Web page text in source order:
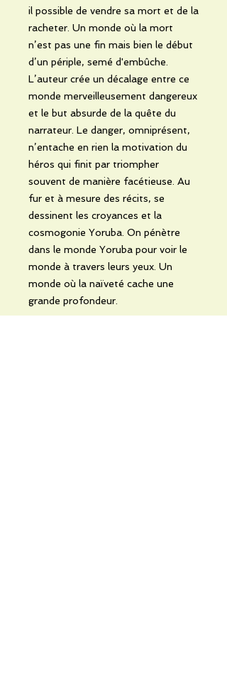
il possible de vendre sa mort et de la
racheter. Un monde où la mort
n’est pas une fin mais bien le début
d’un périple, semé d'embûche.
L’auteur crée un décalage entre ce
monde merveilleusement dangereux
et le but absurde de la quête du
narrateur. Le danger, omniprésent,
n’entache en rien la motivation du
héros qui finit par triompher
souvent de manière facétieuse. Au
fur et à mesure des récits, se
dessinent les croyances et la
cosmogonie Yoruba. On pénètre
dans le monde Yoruba pour voir le
monde à travers leurs yeux. Un
monde où la naïveté cache une
grande profondeur.